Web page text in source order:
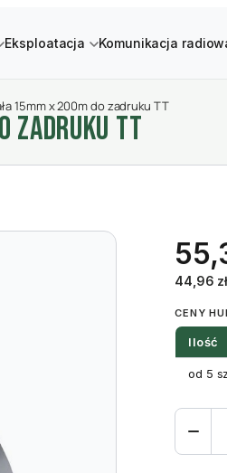
Eksploatacja Komunikacja
15mm x 200m do zadruku TT
ZADRUKU TT
44,96
CENY
Ilość
od 5
ilość